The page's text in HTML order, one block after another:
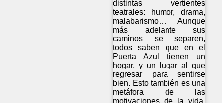
distintas vertientes
teatrales: humor, drama,
malabarismo… Aunque
más adelante sus
caminos se separen,
todos saben que en el
Puerta Azul tienen un
hogar, y un lugar al que
regresar para sentirse
bien. Esto también es una
metáfora de las
motivaciones de la vida,